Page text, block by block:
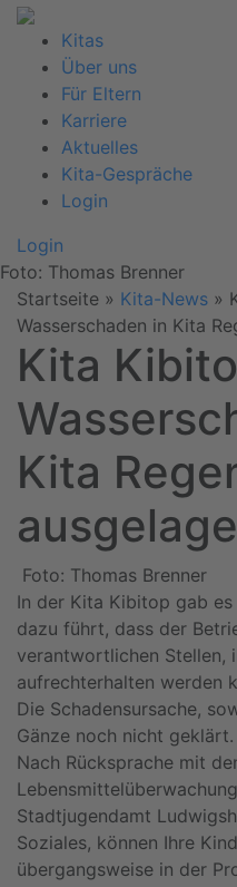
Kitas
Über uns
Für Eltern
Karriere
Aktuelles
Kita-Gespräche
Login
Login
Foto: Thomas Brenner
Startseite » Kita-News »
Wasserschaden in Kita
Kita
Kita
Foto: Thomas Brenner
In der Kita Kibitop gab es
dazu führt, dass der
verantwortlichen Stellen,
aufrechterhalten werden
Die Schadensursache,
Gänze noch nicht geklärt.
Nach Rücksprache mit
Stadtjugendamt
Soziales, können Ihre
übergangsweise in der